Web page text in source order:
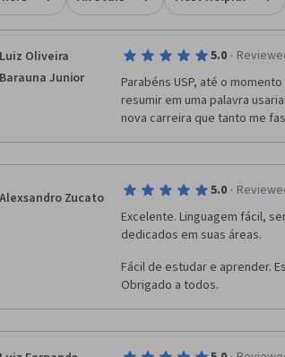
Luiz Oliveira
Barauna Junior
5.0 ·
Parabéns USP, até o
resumir em uma palavra
nova carreira que tanto me
Alexsandro Zucato 5.0 ·
Excelente. Linguagem fácil,
dedicados em suas áreas.
Fácil de estudar e aprender.
Obrigado a todos.